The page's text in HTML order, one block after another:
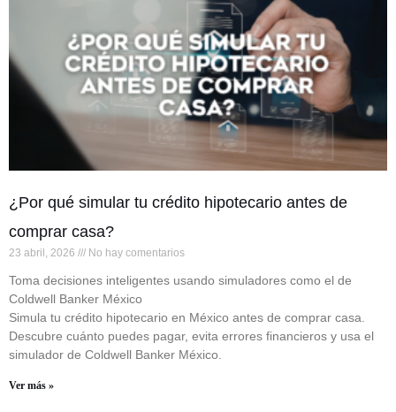
¿Por qué simular tu crédito hipotecario antes de
comprar casa?
23 abril, 2026 No hay comentarios
Toma decisiones inteligentes usando simuladores como el de
Coldwell Banker México
Simula tu crédito hipotecario en México antes de comprar casa.
Descubre cuánto puedes pagar, evita errores financieros y usa el
simulador de Coldwell Banker México.
Ver más »